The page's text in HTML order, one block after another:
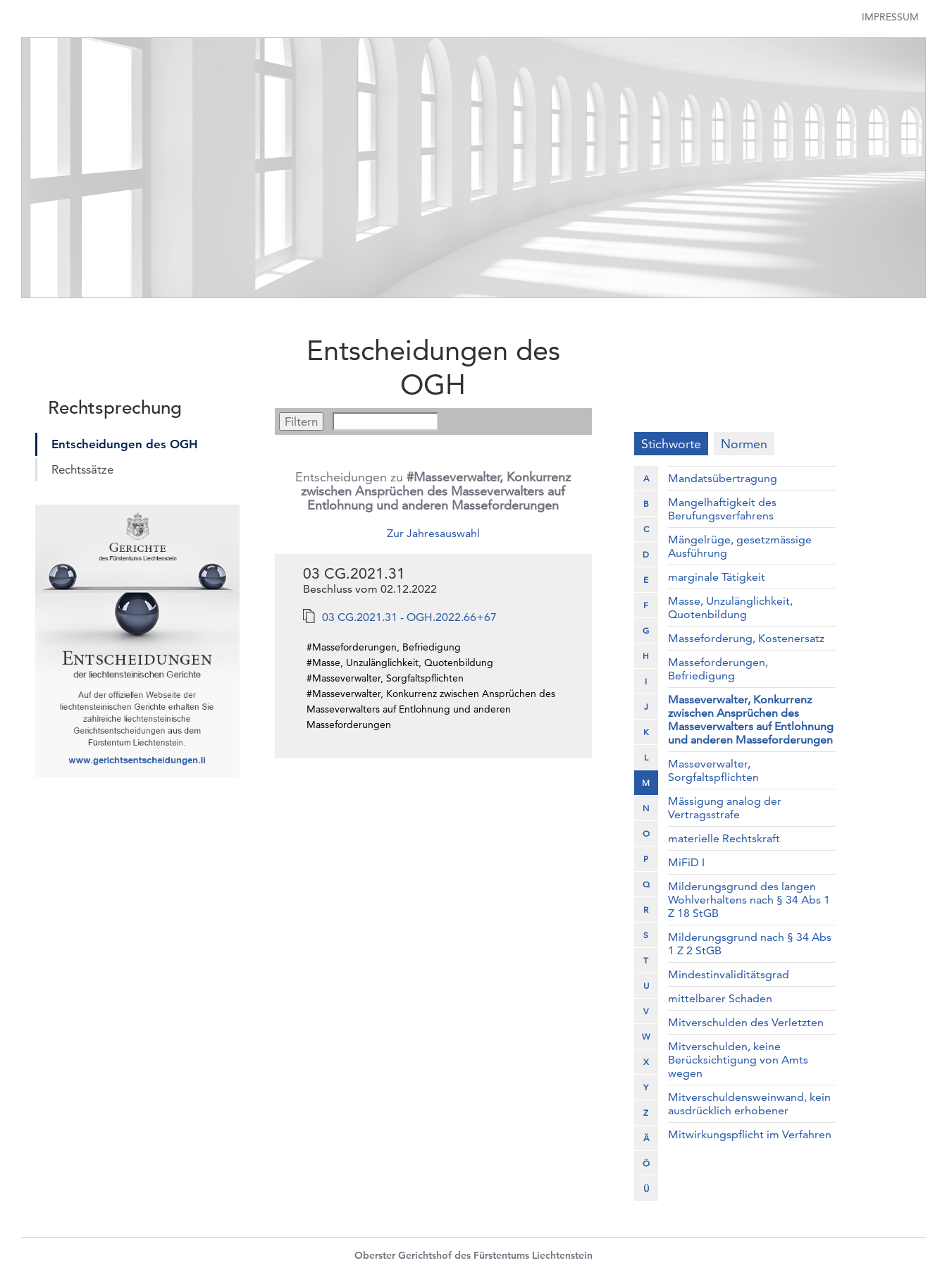
IMPRESSUM
Rechtsprechung
Entscheidungen des OGH
Rechtssätze
Entscheidungen des
OGH
Entscheidungen zu#Masseverwalter, Konkurrenz
zwischen Ansprüchen des Masseverwalters auf
Entlohnung und anderen Masseforderungen
Zur Jahresauswahl
03 CG.2021.31
Beschluss vom 02.12.2022
03 CG.2021.31 - OGH.2022.66+67
#Masseforderungen, Befriedigung
#Masse, Unzulänglichkeit, Quotenbildung
#Masseverwalter, Sorgfaltspflichten
#Masseverwalter, Konkurrenz zwischen Ansprüchen des
Masseverwalters auf Entlohnung und anderen
Masseforderungen
Stichworte Normen
A
B
C
D
E
F
G
H
I
J
K
L
M
N
O
P
Q
R
S
T
U
V
W
X
Y
Z
Ä
Ö
Ü
Mandatsübertragung
Mangelhaftigkeit des
Berufungsverfahrens
Mängelrüge, gesetzmässige
Ausführung
marginale Tätigkeit
Masse, Unzulänglichkeit,
Quotenbildung
Masseforderung, Kostenersatz
Masseforderungen,
Befriedigung
Masseverwalter, Konkurrenz
zwischen Ansprüchen des
Masseverwalters auf Entlohnung
und anderen Masseforderungen
Masseverwalter,
Sorgfaltspflichten
Mässigung analog der
Vertragsstrafe
materielle Rechtskraft
MiFiD I
Milderungsgrund des langen
Wohlverhaltens nach § 34 Abs 1
Z 18 StGB
Milderungsgrund nach § 34 Abs
1 Z 2 StGB
Mindestinvaliditätsgrad
mittelbarer Schaden
Mitverschulden des Verletzten
Mitverschulden, keine
Berücksichtigung von Amts
wegen
Mitverschuldensweinwand, kein
ausdrücklich erhobener
Mitwirkungspflicht im Verfahren
Oberster Gerichtshof des Fürstentums Liechtenstein